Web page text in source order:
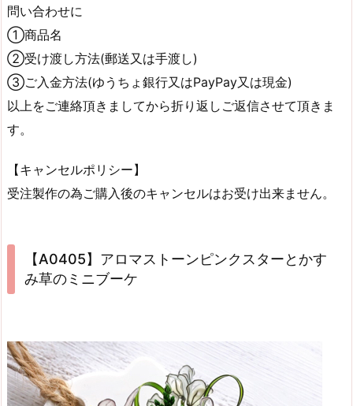
問い合わせに
①商品名
②受け渡し方法(郵送又は手渡し)
③ご入金方法(ゆうちょ銀行又はPayPay又は現金)
以上をご連絡頂きましてから折り返しご返信させて頂きま
す。
【キャンセルポリシー】
受注製作の為ご購入後のキャンセルはお受け出来ません。
【A0405】アロマストーンピンクスターとかす
み草のミニブーケ